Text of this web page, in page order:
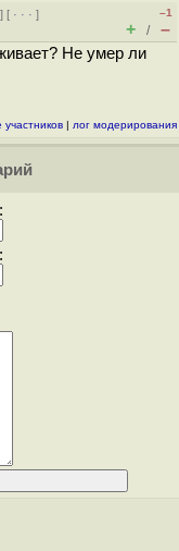
] [ · · ·]
–1
+ / –
Не умер ли
| лог модерирования